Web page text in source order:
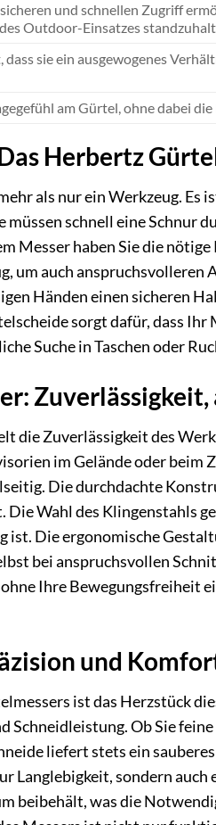
und schnellen Zugriff
Outdoor-Einsatzes
sie ein ausgewogenes
am Gürtel, ohne dabei
Herbertz
als nur ein Werkzeug. Es
schnell eine Schnur
Messer haben Sie die
um auch
Händen einen sicheren
sorgt dafür, dass Ihr
Suche in Taschen oder
die Zuverlässigkeit des
im Gelände oder
Die durchdachte
Wahl des Klingenstahls
Die ergonomische
bei anspruchsvollen
Ihre Bewegungsfreiheit
und
ist das Herzstück
Schneidleistung. Ob Sie
liefert stets ein
Langlebigkeit, sondern
beibehält, was die